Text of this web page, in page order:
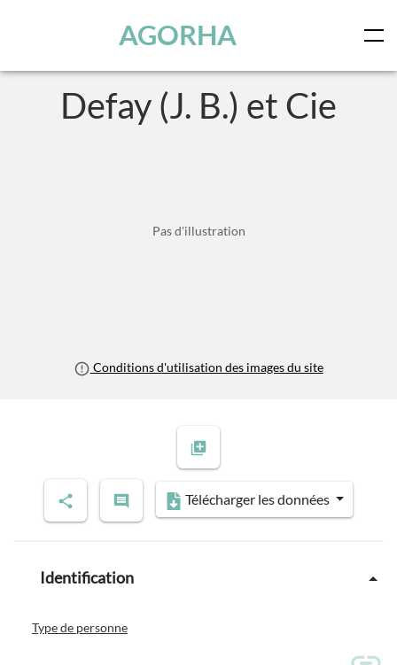
AGORHA
Defay (J. B.) et Cie
Pas d'illustration
Conditions d'utilisation des images du site
Télécharger les données
Identification
Type de personne